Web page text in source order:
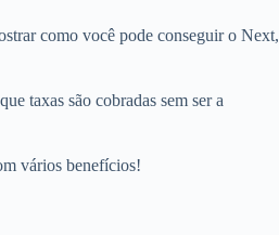
como você pode conseguir o Next,
taxas são cobradas sem ser a
vários benefícios!